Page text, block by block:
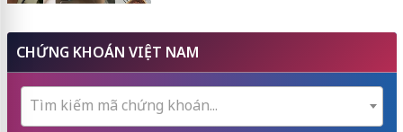
CHỨNG KHOÁN VIỆT NAM
Tìm kiếm mã chứng khoán...